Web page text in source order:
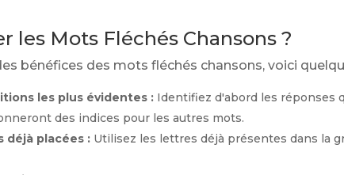
les Mots Fléchés Chansons ?
bénéfices des mots fléchés chansons, voici
les plus évidentes : Identifiez d'abord les réponses
des indices pour les autres mots.
déjà placées : Utilisez les lettres déjà présentes dans la